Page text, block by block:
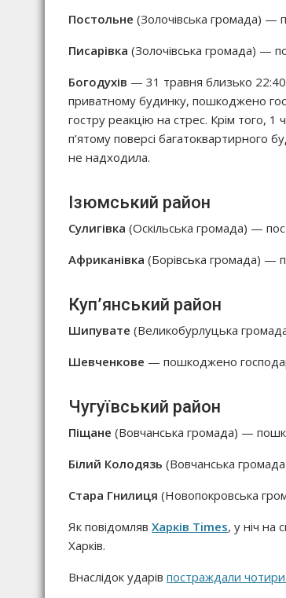
Постольне (Золочівська громада) —
Писарівка (Золочівська громада) —
Богодухів — 31 травня близько 22:40
приватному будинку, пошкоджено
гостру реакцію на стрес. Крім того,
п’ятому поверсі багатоквартирного
не надходила.
Ізюмський район
Сулигівка (Оскільська громада) —
Африканівка (Борівська громада) —
Куп’янський район
Шипувате (Великобурлуцька
Шевченкове — пошкоджено
Чугуївський район
Піщане (Вовчанська громада) —
Білий Колодязь (Вовчанська
Стара Гнилиця (Новопокровська
Як повідомляв Харків Times, у ніч на
Харків.
Внаслідок ударів постраждали чотири